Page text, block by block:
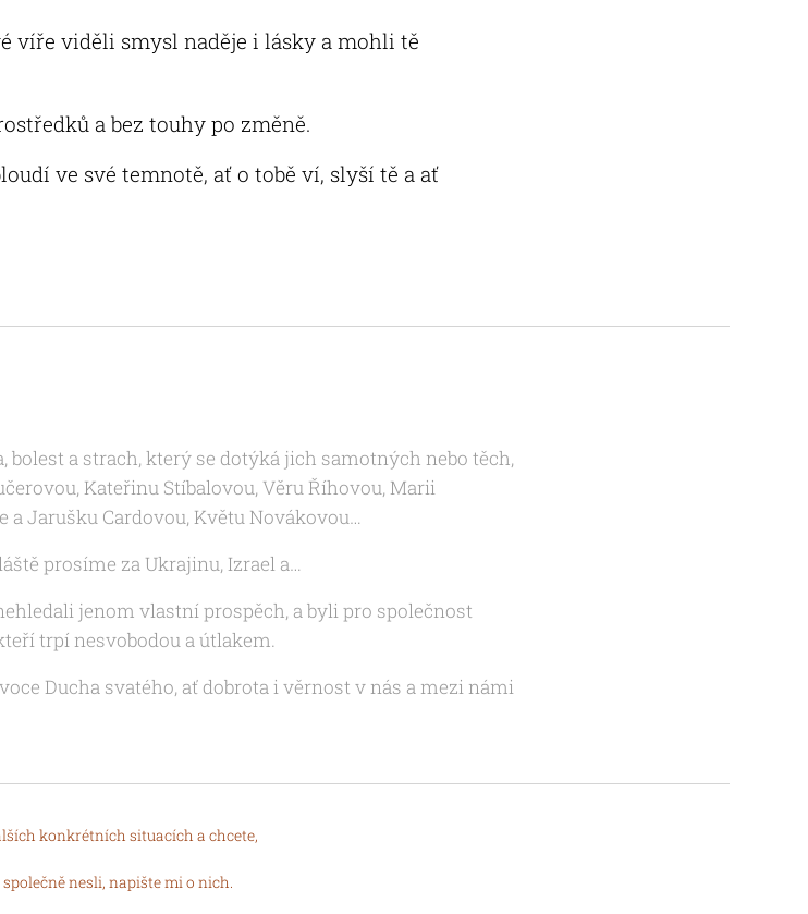
víře viděli smysl naděje i lásky a mohli tě
a bez touhy po změně.
ve své temnotě, ať o tobě ví, slyší tě a ať
bolest a strach, který se dotýká jich samotných nebo těch,
Kateřinu Stíbalovou, Věru Říhovou, Marii
a Jarušku Cardovou, Květu Novákovou…
prosíme za Ukrajinu, Izrael a…
jenom vlastní prospěch, a byli pro společnost
trpí nesvobodou a útlakem.
Ducha svatého, ať dobrota i věrnost v nás a mezi námi
konkrétních situacích a chcete,
nesli, napište mi o nich.